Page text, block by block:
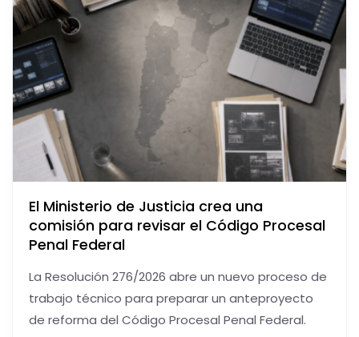
El Ministerio de Justicia crea una
comisión para revisar el Código Procesal
Penal Federal
La Resolución 276/2026 abre un nuevo proceso de
trabajo técnico para preparar un anteproyecto
de reforma del Código Procesal Penal Federal.